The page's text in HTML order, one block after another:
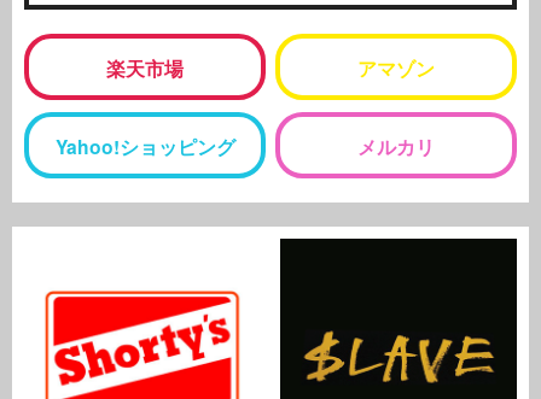
楽天市場 アマゾン
Yahoo!ショッピング メルカリ